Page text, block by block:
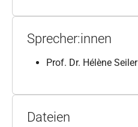
Sprecher:innen
Prof. Dr. Hélène Seiler
Dateien